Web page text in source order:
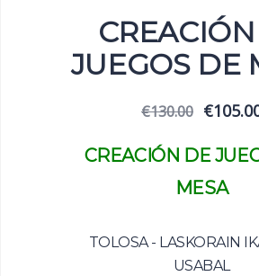
JUEGOS DE
€130.00 El
era:
€
CREACIÓN DE
MESA
TOLOSA - LASKORAIN
USABAL